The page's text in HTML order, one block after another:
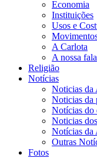
Economia
Instituições
Usos e
A Carlota
A nossa fala
Religião
Notícias
Noticias da
Noticias da
Notícias do
Noticias
Notícias da
Outras
Fotos